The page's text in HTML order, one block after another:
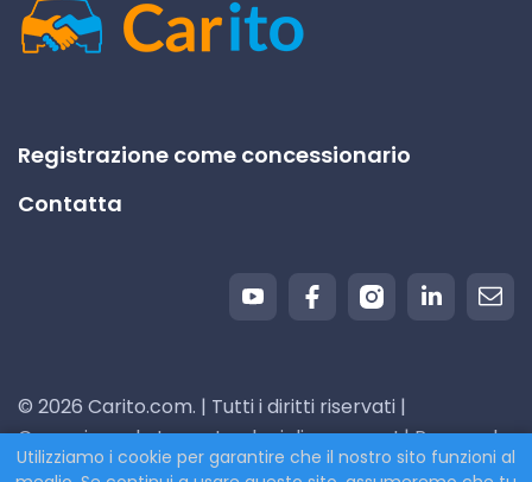
Registrazione come concessionario
Contatta
© 2026 Carito.com. | Tutti i diritti riservati |
Compriamo la tua auto al miglior prezzo! | Powered
byCodiCo.io
Utilizziamo i cookie per garantire che il nostro sito funzioni al